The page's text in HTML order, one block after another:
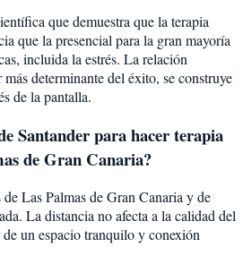
que demuestra que la terapia
que la presencial para la gran mayoría
incluida la estrés. La relación
determinante del éxito, se construye
de la pantalla.
Santander para hacer terapia
de Gran Canaria?
Las Palmas de Gran Canaria y de
La distancia no afecta a la calidad del
un espacio tranquilo y conexión